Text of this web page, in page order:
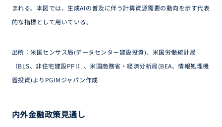
まれる。本図では、生成AIの普及に伴う計算資源需要の動向を示す代表
的な指標として用いている。
出所：米国センサス局(データセンター建設投資)、米国労働統計局
（BLS、非住宅建設PPI）、米国商務省・経済分析局(BEA、情報処理機
器投資)よりPGIMジャパン作成
内外金融政策見通し